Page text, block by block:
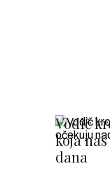
Vodič
koja
dana